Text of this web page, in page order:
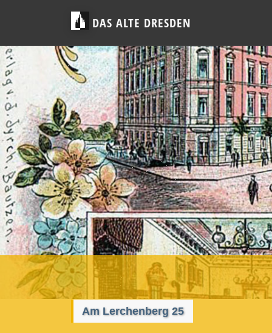
DAS ALTE DRESDEN
Am Lerchenberg 25